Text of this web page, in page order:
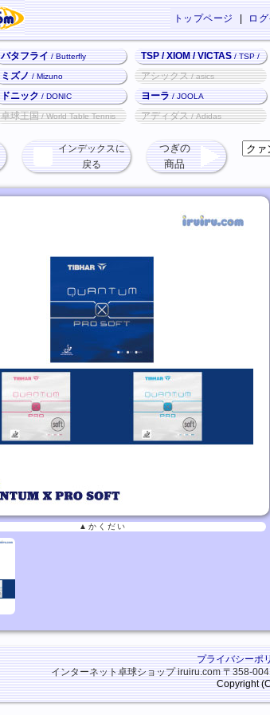
ロ
トップページ
バタフライ/ Butterfly TSP / XIOM / VICTAS/ TSP /
XIOM / VICTAS
ミズノ/ Mizuno アシックス/ asics
ドニック/ DONIC ヨーラ/ JOOLA
卓球王国/ World Table Tennis アディダス/ Adidas
インデックスに
戻る
つぎの
商品
▲かくだい
プライバシーポ
インターネット卓球ショップ iruiru.com〒358-
Copyright